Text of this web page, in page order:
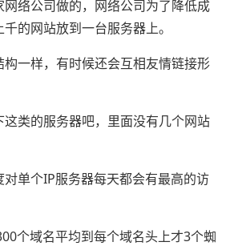
络公司做的，网络公司为了降低成
的网站放到一台服务器上。
一样，有时候还会互相友情链接形
类的服务器吧，里面没有几个网站
单个IP服务器每天都会有最高的访
个域名平均到每个域名头上才3个蜘